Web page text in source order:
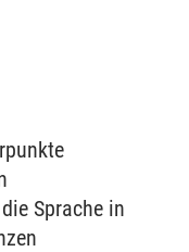
Sprache in